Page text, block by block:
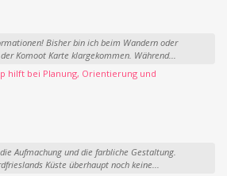
Bisher bin ich beim Wandern oder
Komoot Karte klargekommen. Während...
hilft bei Planung, Orientierung und
Aufmachung und die farbliche Gestaltung.
Küste überhaupt noch keine...